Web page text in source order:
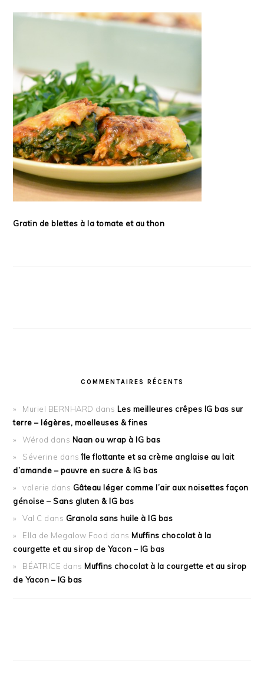
Gratin de blettes à la tomate et au thon
COMMENTAIRES RÉCENTS
Muriel BERNHARD dans Les meilleures crêpes IG bas sur
terre – légères, moelleuses & fines
Wérod dans Naan ou wrap à IG bas
Séverine dansîle flottante et sa crème anglaise au lait
d’amande – pauvre en sucre & IG bas
valerie dans Gâteau léger comme l’air aux noisettes façon
génoise – Sans gluten & IG bas
Val C dans Granola sans huile à IG bas
Ella de Megalow Food dans Muffins chocolat à la
courgette et au sirop de Yacon – IG bas
BÉATRICE dans Muffins chocolat à la courgette et au sirop
de Yacon – IG bas